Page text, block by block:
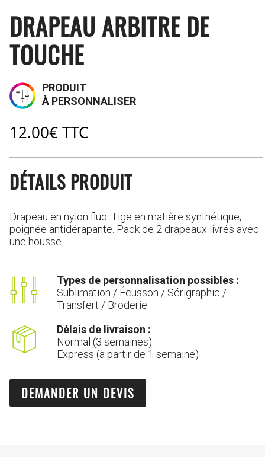
DRAPEAU ARBITRE DE
TOUCHE
PRODUIT
À PERSONNALISER
12.00€ TTC
DÉTAILS PRODUIT
Drapeau en nylon fluo. Tige en matière synthétique,
poignée antidérapante. Pack de 2 drapeaux livrés avec
une housse.
Types de personnalisation possibles :
Sublimation / Écusson / Sérigraphie /
Transfert / Broderie.
Délais de livraison :
Normal (3 semaines)
Express (à partir de 1 semaine)
DEMANDER UN DEVIS